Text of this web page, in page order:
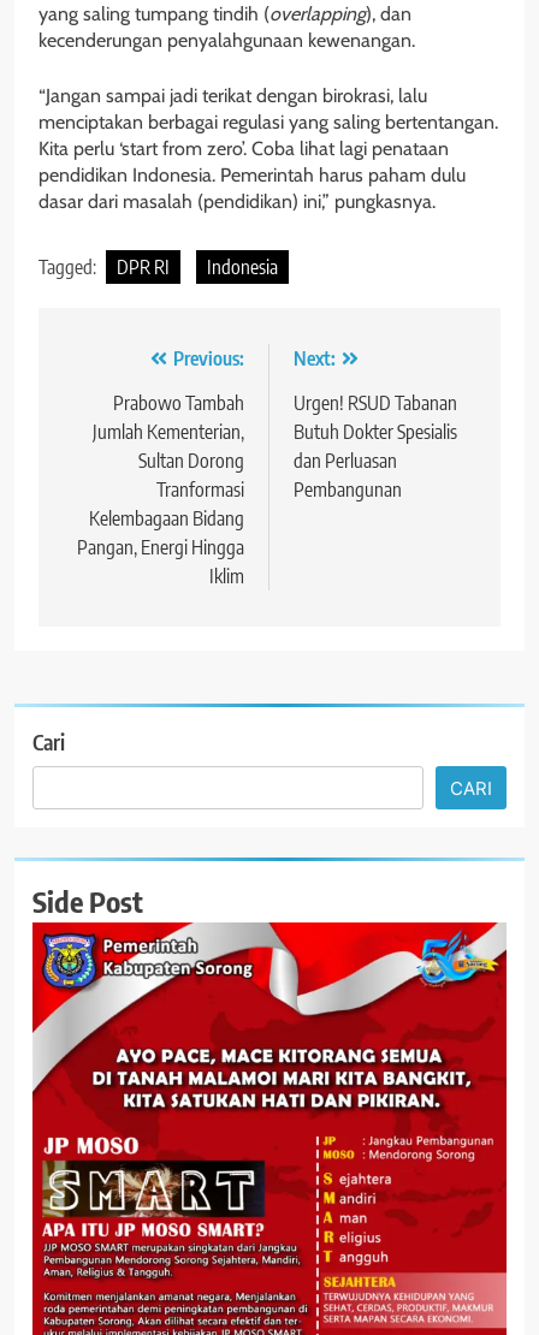
yang saling tumpang tindih (overlapping), dan
kecenderungan penyalahgunaan kewenangan.
“Jangan sampai jadi terikat dengan birokrasi, lalu
menciptakan berbagai regulasi yang saling bertentangan.
Kita perlu ‘start from zero’. Coba lihat lagi penataan
pendidikan Indonesia. Pemerintah harus paham dulu
dasar dari masalah (pendidikan) ini,” pungkasnya.
Tagged: DPR RI Indonesia
Navigasi Previous:
Prabowo Tambah
Jumlah Kementerian,
Sultan Dorong
Tranformasi
Kelembagaan Bidang
Pangan, Energi Hingga
Iklim
Next:
Urgen! RSUD Tabanan
Butuh Dokter Spesialis
dan Perluasan
Pembangunan
Cari
CARI
Side Post